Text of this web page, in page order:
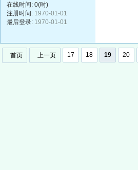
在线时间: 0(时)
注册时间: 1970-01-01
最后登录: 1970-01-01
首页 上一页 17 18 19 20